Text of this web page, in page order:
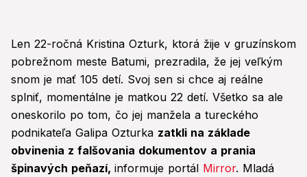
Len 22-ročná Kristina Ozturk, ktorá žije v gruzínskom
pobrežnom meste Batumi, prezradila, že jej veľkým
snom je mať 105 detí. Svoj sen si chce aj reálne
splniť, momentálne je matkou 22 detí. Všetko sa ale
oneskorilo po tom, čo jej manžela a tureckého
podnikateľa Galipa Ozturka zatkli na základe
obvinenia z falšovania dokumentov a prania
špinavých peňazí, informuje portál Mirror. Mladá